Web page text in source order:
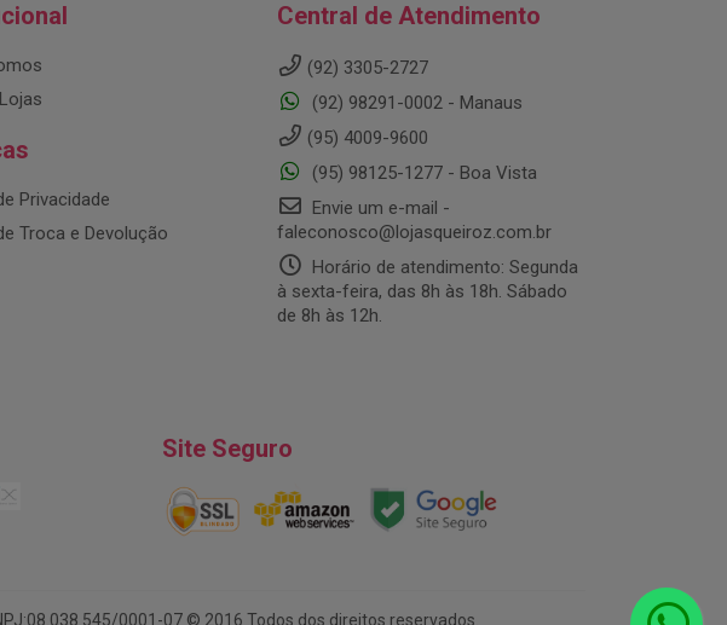
Privacidade
Troca e Devolução
Central de Atendimento
(92) 3305-2727
(92) 98291-0002 - Manaus
(95) 4009-9600
(95) 98125-1277 - Boa Vista
Envie um e-mail -
faleconosco@lojasqueiroz.com.br
Horário de atendimento: Segunda
à sexta-feira, das 8h às 18h. Sábado
de 8h às 12h.
Site Seguro
0001-07 © 2016 Todos dos direitos reservados.